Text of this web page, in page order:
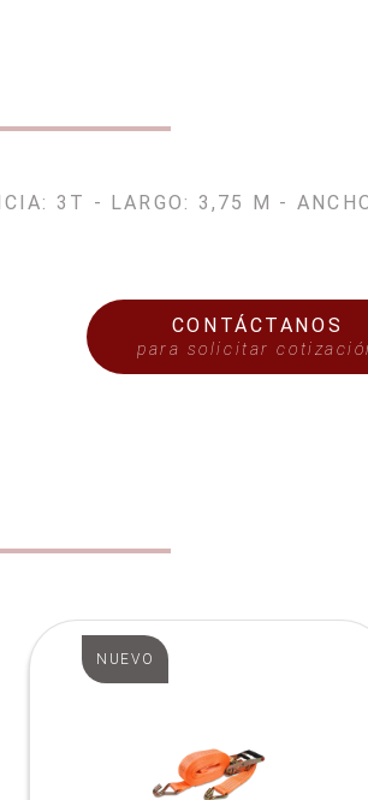
3T - LARGO: 3,75 M -
CONTÁCTANOS
para solicitar
NUEVO